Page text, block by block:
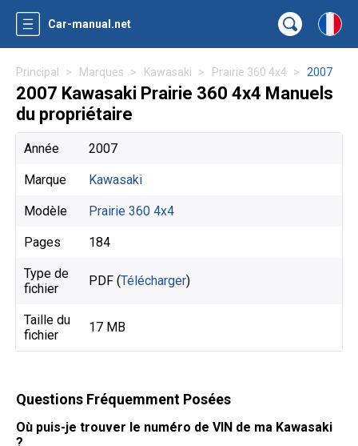
Car-manual.net
Principal Marques Kawasaki Prairie 360 4x4 2007
2007 Kawasaki Prairie 360 4x4 Manuels
du propriétaire
Année 2007
Marque Kawasaki
Modèle Prairie 360 4x4
Pages 184
Type de
fichier
PDF (Télécharger)
Taille du
fichier
17 MB
Questions Fréquemment Posées
Où puis-je trouver le numéro de VIN de ma Kawasaki
?